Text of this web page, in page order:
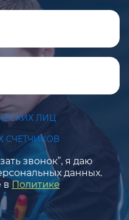
ЛИЦ
СЧЕТЧИКОВ
звонок”, я даю
данных.
в Политике